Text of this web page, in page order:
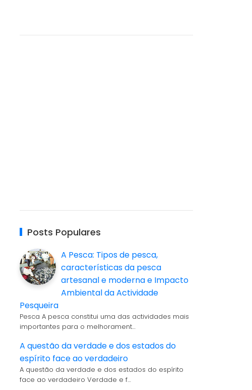
Posts Populares
A Pesca: Tipos de pesca,
características da pesca
artesanal e moderna e Impacto
Ambiental da Actividade
Pesqueira
Pesca A pesca constitui uma das actividades mais
importantes para o melhorament…
A questão da verdade e dos estados do
espírito face ao verdadeiro
A questão da verdade e dos estados do espírito
face ao verdadeiro Verdade e f…